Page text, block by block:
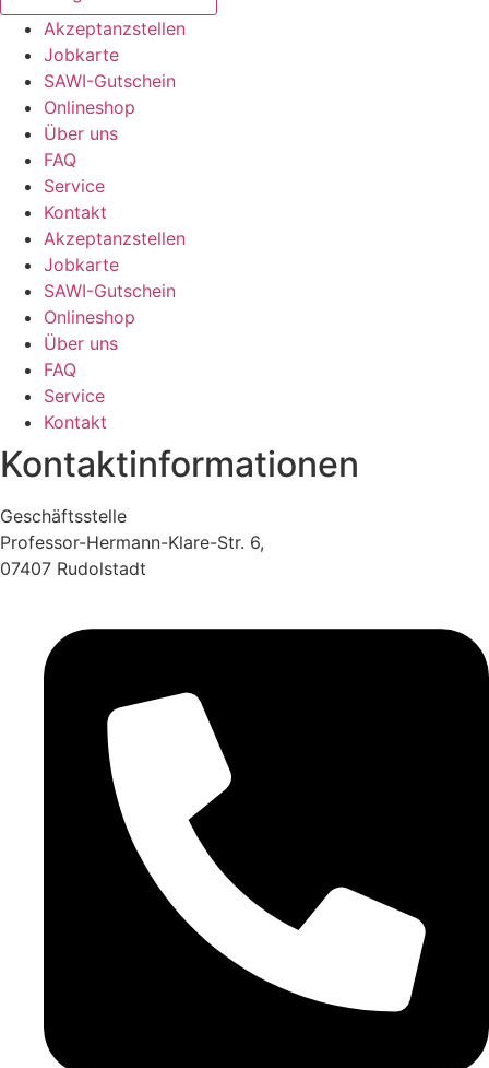
Akzeptanzstellen
Jobkarte
SAWI-Gutschein
Onlineshop
Über uns
FAQ
Service
Kontakt
Akzeptanzstellen
Jobkarte
SAWI-Gutschein
Onlineshop
Über uns
FAQ
Service
Kontakt
Kontaktinformationen
Geschäftsstelle
Professor-Hermann-Klare-Str. 6,
07407 Rudolstadt